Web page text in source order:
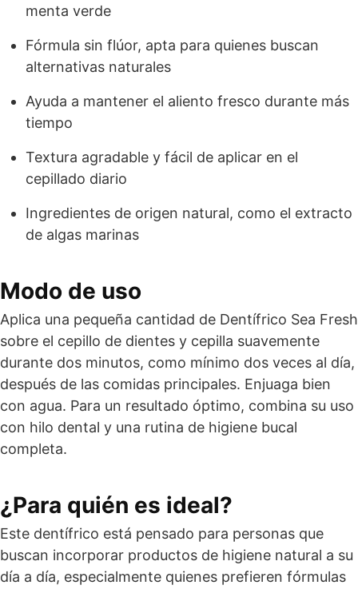
menta verde
Fórmula sin flúor, apta para quienes buscan
alternativas naturales
Ayuda a mantener el aliento fresco durante más
tiempo
Textura agradable y fácil de aplicar en el
cepillado diario
Ingredientes de origen natural, como el extracto
de algas marinas
Modo de uso
Aplica una pequeña cantidad de Dentífrico Sea Fresh
sobre el cepillo de dientes y cepilla suavemente
durante dos minutos, como mínimo dos veces al día,
después de las comidas principales. Enjuaga bien
con agua. Para un resultado óptimo, combina su uso
con hilo dental y una rutina de higiene bucal
completa.
¿Para quién es ideal?
Este dentífrico está pensado para personas que
buscan incorporar productos de higiene natural a su
día a día, especialmente quienes prefieren fórmulas